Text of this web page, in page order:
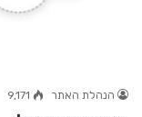
הנהלת האתר 9,171